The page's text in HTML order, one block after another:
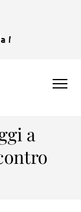
Mozart a
a